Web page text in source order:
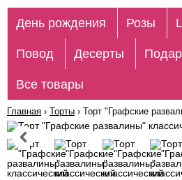
День рождения Розы
Повод Десерты
Все товары
Главная › Торты › Торт "Графские